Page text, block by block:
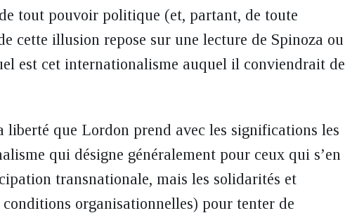
tout pouvoir politique (et, partant, de toute
cette illusion repose sur une lecture de Spinoza ou
est cet internationalisme auquel il conviendrait de
liberté que Lordon prend avec les significations les
qui désigne généralement pour ceux qui s’en
transnationale, mais les solidarités et
organisationnelles) pour tenter de